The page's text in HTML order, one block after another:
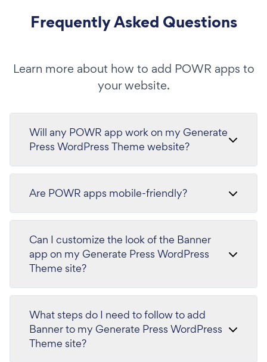
Frequently Asked Questions
Learn more about how to add POWR apps to
your website.
Will any POWR app work on my Generate
Press WordPress Theme website?
Are POWR apps mobile-friendly?
Can I customize the look of the Banner
app on my Generate Press WordPress
Theme site?
What steps do I need to follow to add
Banner to my Generate Press WordPress
Theme site?